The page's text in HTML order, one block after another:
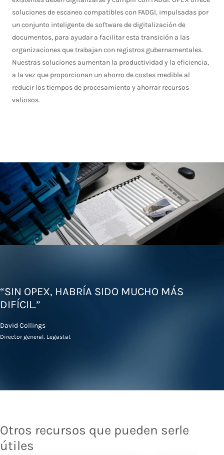
soluciones de escaneo compatibles con FADGI, impulsadas por
un conjunto inteligente de software de digitalización de
documentos, para ayudar a facilitar esta transición a las
organizaciones que trabajan con registros gubernamentales.
Nuestras soluciones aumentan la productividad y la eficiencia,
a la vez que proporcionan un ahorro de costes medible al
reducir los tiempos de procesamiento y ahorrar recursos
valiosos.
“SIN OPEX, HABRÍA SIDO MUCHO MÁS
DIFÍCIL.”
David Collings
Director general, Legastat
Otros recursos que pueden serle
útiles